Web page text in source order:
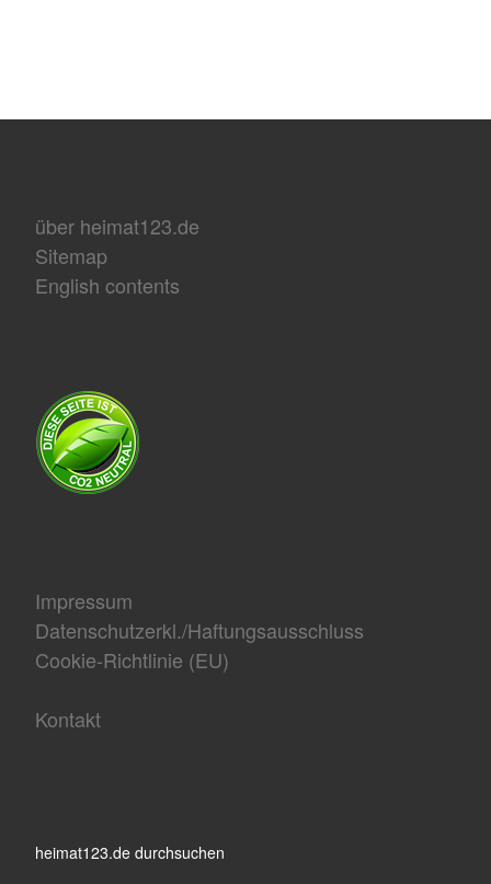
über heimat123.de
Sitemap
English contents
Impressum
Datenschutzerkl./Haftungsausschluss
Cookie-Richtlinie (EU)
Kontakt
heimat123.de durchsuchen